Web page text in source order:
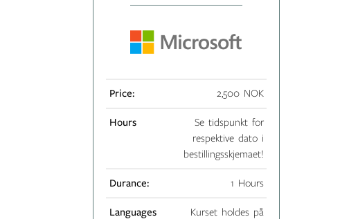
Price: 2,500 NOK
Hours
Se tidspunkt for
respektive dato i
bestillingsskjemaet!
Durance: 1 Hours
Languages
Kurset holdes på